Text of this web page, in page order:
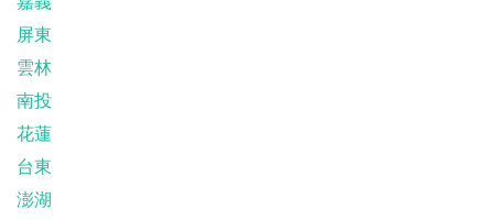
屏東
雲林
南投
花蓮
台東
澎湖